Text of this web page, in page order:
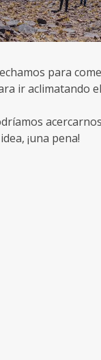
para
ir aclimatando
¡una pena!